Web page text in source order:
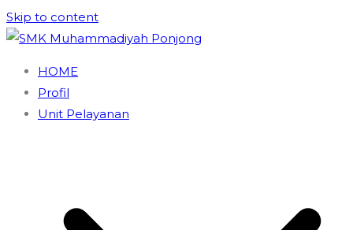
Skip to content
SMK Muhammadiyah Ponjong
Unggul dan Berdaya Saing
HOME
Profil
Unit Pelayanan